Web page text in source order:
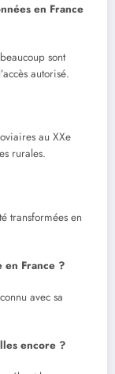
en France
sont
autorisé.
au XXe
rurales.
transformées en
France ?
avec sa
encore ?